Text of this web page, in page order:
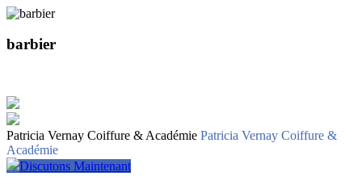
barbier
Patricia Vernay Coiffure & Académie Patricia Vernay Coiffure &
Académie
Discutons Maintenant